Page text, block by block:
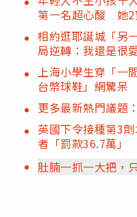
第一名超心酸 她2
相約逛耶誕城「
局逆轉：我還是很
上海小學生穿「
台幣球鞋」網驚呆
更多最新熱門議題
英國下令接種第3
者「罰款36.7萬」
肚腩一抓一大把，